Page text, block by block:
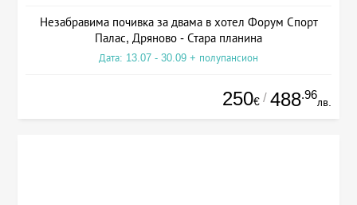
Незабравима почивка за двама в хотел Форум Спорт
Палас, Дряново - Стара планина
Дата: 13.07 - 30.09 + полупансион
250€ / 488.96
лв.